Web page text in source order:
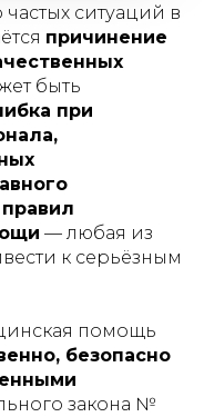
ситуаций в
причинение
быть
при
— любая из
к серьёзным
помощь
безопасно
закона №